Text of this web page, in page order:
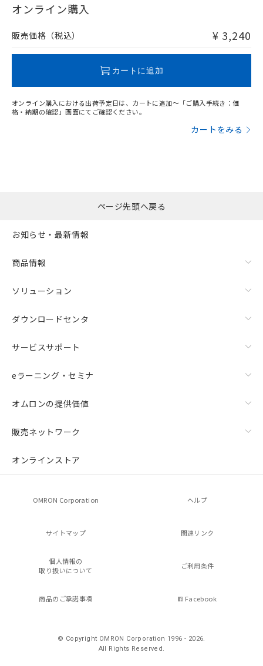
在庫等で未対応品が混在する可能性があります。
問い合わせください。
オンライン購入
販売価格（税込） ¥ 3,240
カートに追加
オンライン購入における出荷予定日は、カートに追加～「ご購入手続き：価
格・納期の確認」画面にてご確認ください。
カートをみる
ページ先頭へ戻る
お知らせ・最新情報
商品情報
ソリューション
ダウンロードセンタ
サービスサポート
eラーニング・セミナ
オムロンの提供価値
販売ネットワーク
オンラインストア
OMRON Corporation ヘルプ
サイトマップ 関連リンク
個人情報の
取り扱いについて
ご利用条件
商品のご承諾事項 Facebook
© Copyright OMRON Corporation 1996 - 2026.
All Rights Reserved.